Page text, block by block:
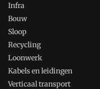
Infra
Bouw
Sloop
Recycling
Loonwerk
Kabels en leidingen
Verticaal transport